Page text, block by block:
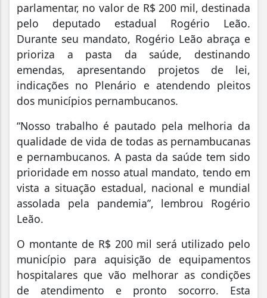
parlamentar, no valor de R$ 200 mil, destinada
pelo deputado estadual Rogério Leão.
Durante seu mandato, Rogério Leão abraça e
prioriza a pasta da saúde, destinando
emendas, apresentando projetos de lei,
indicações no Plenário e atendendo pleitos
dos municípios pernambucanos.
“Nosso trabalho é pautado pela melhoria da
qualidade de vida de todas as pernambucanas
e pernambucanos. A pasta da saúde tem sido
prioridade em nosso atual mandato, tendo em
vista a situação estadual, nacional e mundial
assolada pela pandemia”, lembrou Rogério
Leão.
O montante de R$ 200 mil será utilizado pelo
município para aquisição de equipamentos
hospitalares que vão melhorar as condições
de atendimento e pronto socorro. Esta